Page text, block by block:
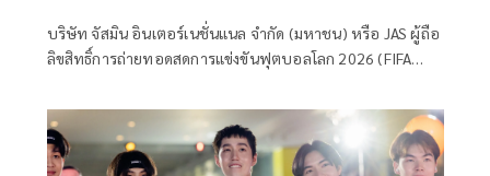
บริษัท จัสมิน อินเตอร์เนชั่นแนล จำกัด (มหาชน) หรือ JAS ผู้ถือ
ลิขสิทธิ์การถ่ายทอดสดการแข่งขันฟุตบอลโลก 2026 (FIFA
แอปพลิเคชัน Monomax ภายใต้ บริษัท โมโน เน็กซ์ จำกัด
(มหาชน) หรือ MONO ชวนแฟนฟุตบอลร่วมสัมผัส
ประสบการณ์การเชียร์บอลรูปแบบใหม่ในกิจกรรม "FIFA